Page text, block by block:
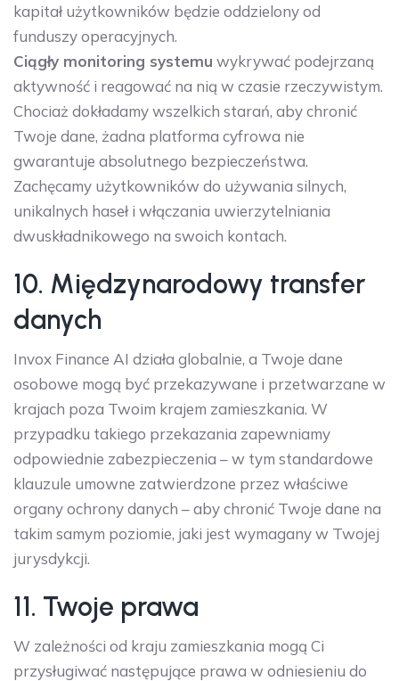
kapitał użytkowników będzie oddzielony od
funduszy operacyjnych.
Ciągły monitoring systemu wykrywać podejrzaną
aktywność i reagować na nią w czasie rzeczywistym.
Chociaż dokładamy wszelkich starań, aby chronić
Twoje dane, żadna platforma cyfrowa nie
gwarantuje absolutnego bezpieczeństwa.
Zachęcamy użytkowników do używania silnych,
unikalnych haseł i włączania uwierzytelniania
dwuskładnikowego na swoich kontach.
10. Międzynarodowy transfer
danych
Invox Finance AI działa globalnie, a Twoje dane
osobowe mogą być przekazywane i przetwarzane w
krajach poza Twoim krajem zamieszkania. W
przypadku takiego przekazania zapewniamy
odpowiednie zabezpieczenia – w tym standardowe
klauzule umowne zatwierdzone przez właściwe
organy ochrony danych – aby chronić Twoje dane na
takim samym poziomie, jaki jest wymagany w Twojej
jurysdykcji.
11. Twoje prawa
W zależności od kraju zamieszkania mogą Ci
przysługiwać następujące prawa w odniesieniu do